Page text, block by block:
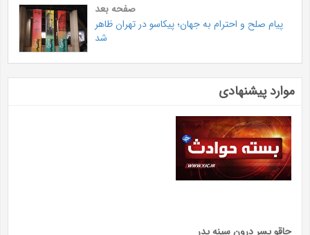
صفحه بعد
پیام صلح و احترام به جهان؛ پیکاسو در تهران ظاهر
شد
موارد پیشنهادی
چاقو پسر درون سینه پدر